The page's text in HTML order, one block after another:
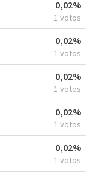
0,02%
1 votos
0,02%
1 votos
0,02%
1 votos
0,02%
1 votos
0,02%
1 votos